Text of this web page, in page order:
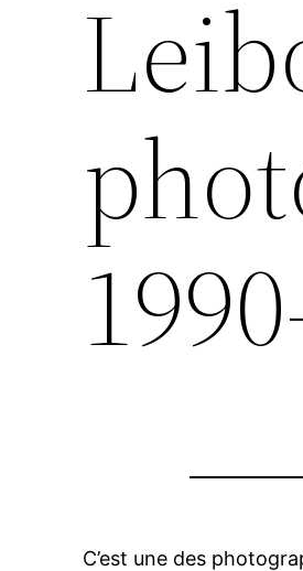
C’est une des